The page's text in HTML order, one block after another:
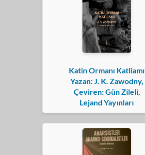
Katin Ormanı Katliamı
Yazan: J. K. Zawodny,
Çeviren: Gün Zileli,
Lejand Yayınları